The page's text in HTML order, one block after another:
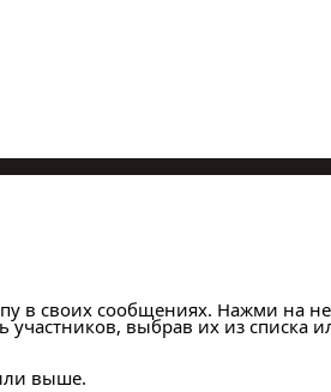
в своих сообщениях. Нажми на
выбрав их из списка
выше.